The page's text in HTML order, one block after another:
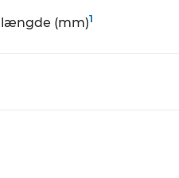
længde (mm)1